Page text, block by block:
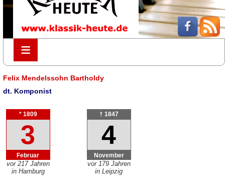
≡
≡
Felix Mendelssohn Bartholdy
dt. Komponist
* 1809
3
Februar
vor 217 Jahren
in Hamburg
† 1847
4
November
vor 179 Jahren
in Leipzig